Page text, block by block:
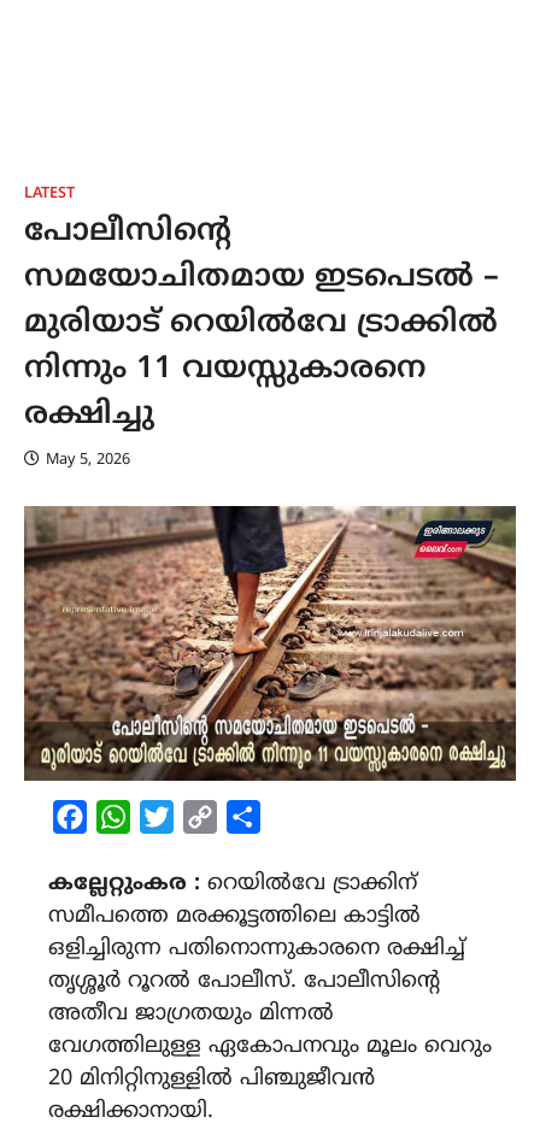
LATEST
പോലീസിന്റെ
സമയോചിതമായ ഇടപെടൽ –
മുരിയാട് റെയിൽവേ ട്രാക്കിൽ
നിന്നും 11 വയസ്സുകാരനെ
രക്ഷിച്ചു
May 5, 2026
FacebookWhatsAppTwitterCopy
കല്ലേറ്റുംകര : റെയിൽവേ ട്രാക്കിന്
സമീപത്തെ മരക്കൂട്ടത്തിലെ കാട്ടിൽ
ഒളിച്ചിരുന്ന പതിനൊന്നുകാരനെ രക്ഷിച്ച്
തൃശ്ശൂർ റൂറൽ പോലീസ്. പോലീസിന്റെ
അതീവ ജാഗ്രതയും മിന്നൽ
വേഗത്തിലുള്ള ഏകോപനവും മൂലം വെറും
20 മിനിറ്റിനുള്ളിൽ പിഞ്ചുജീവൻ
രക്ഷിക്കാനായി.